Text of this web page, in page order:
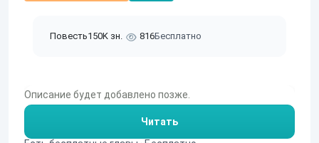
Повесть150K зн. 816Бесплатно
Описание будет добавлено позже.
Читать